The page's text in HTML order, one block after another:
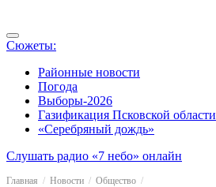
Сюжеты:
Районные новости
Погода
Выборы-2026
Газификация Псковской области
«Серебряный дождь»
Слушать радио «7 небо» онлайн
Главная Новости
Общество